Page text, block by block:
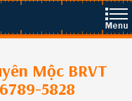
Mộc BRVT
5828